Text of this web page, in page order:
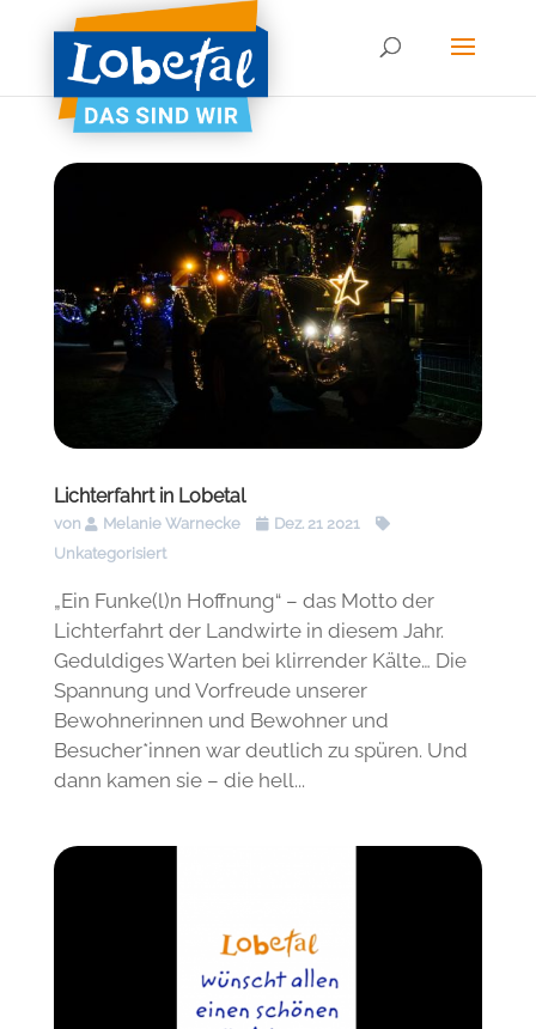
Lichterfahrt in Lobetal
von Melanie Warnecke
Dez. 21 2021
Unkategorisiert
„Ein Funke(l)n Hoffnung“ – das Motto der
Lichterfahrt der Landwirte in diesem Jahr.
Geduldiges Warten bei klirrender Kälte… Die
Spannung und Vorfreude unserer
Bewohnerinnen und Bewohner und
Besucher*innen war deutlich zu spüren. Und
dann kamen sie – die hell...